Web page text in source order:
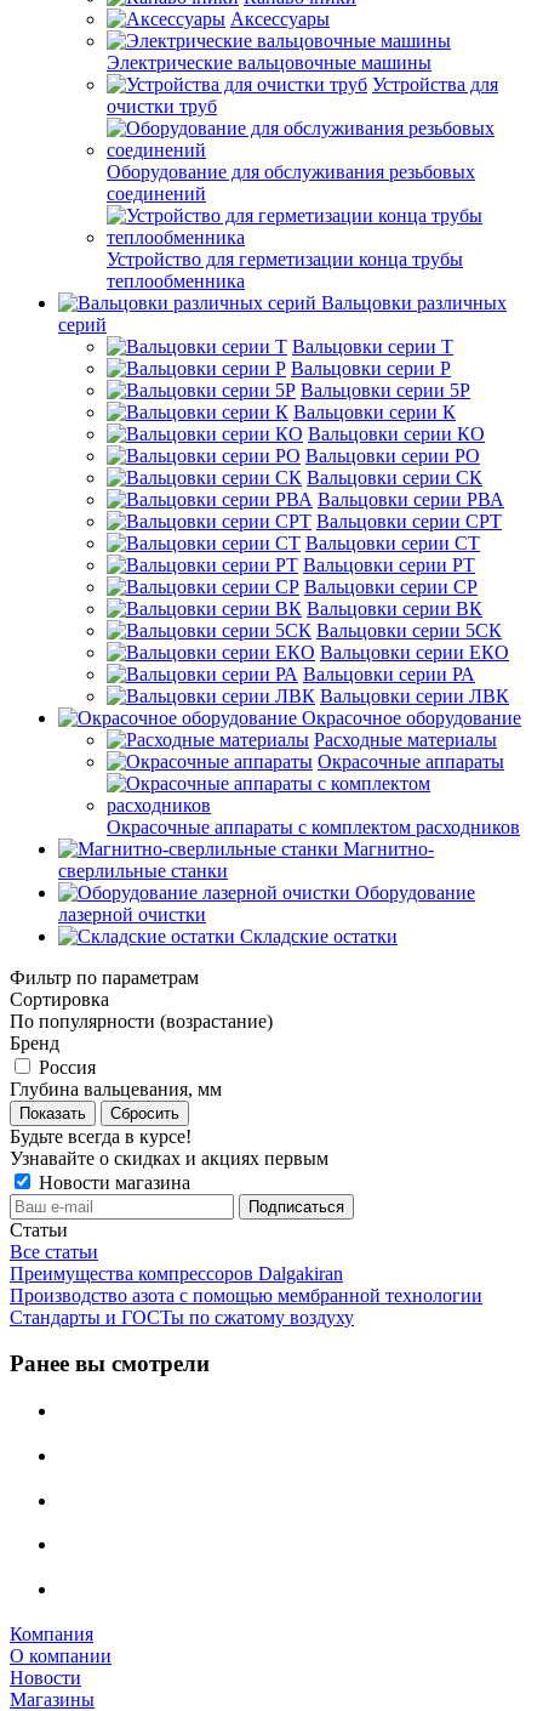
Аксессуары
Электрические вальцовочные машины
Устройства для
очистки труб
Оборудование для обслуживания резьбовых
соединений
Устройство для герметизации конца трубы
теплообменника
Вальцовки различных
серий
Вальцовки серии Т
Вальцовки серии Р
Вальцовки серии 5Р
Вальцовки серии К
Вальцовки серии КО
Вальцовки серии РО
Вальцовки серии СК
Вальцовки серии РВА
Вальцовки серии СРТ
Вальцовки серии СТ
Вальцовки серии РТ
Вальцовки серии СР
Вальцовки серии ВК
Вальцовки серии 5СК
Вальцовки серии ЕКО
Вальцовки серии РА
Вальцовки серии ЛВК
Окрасочное оборудование
Расходные материалы
Окрасочные аппараты
Окрасочные аппараты с комплектом расходников
Магнитно-
сверлильные станки
Оборудование
лазерной очистки
Складские остатки
Фильтр по параметрам
Сортировка
По популярности (возрастание)
Бренд
Россия
Глубина вальцевания, мм
Сбросить
Будьте всегда в курсе!
Узнавайте о скидках и акциях первым
Новости магазина
Статьи
Все статьи
Преимущества компрессоров Dalgakiran
Производство азота с помощью мембранной технологии
Стандарты и ГОСТы по сжатому воздуху
Ранее вы смотрели
Компания
О компании
Новости
Магазины